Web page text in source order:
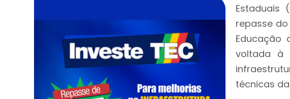
Estaduais
repasse do
Educação
voltada à
técnicas da